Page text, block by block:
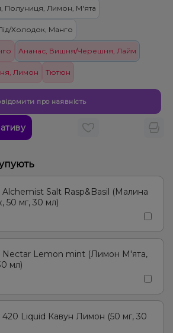
Полуниця, Лимон, М'ята
Холодок, Манго
Ананас, Вишня/Черешня, Лайм
Лимон Тютюн
про наявність
Alchemist Salt Rasp&Basil (Малина
50 мг, 30 мл)
Nectar Lemon mint (Лимон М'ята,
мл)
420 Liquid Кавун Лимон (50 мг, 30